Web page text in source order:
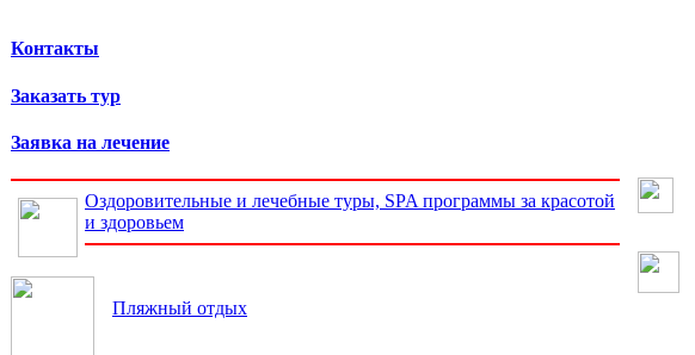
Контакты
Заказать тур
Заявка на лечение
Оздоровительные и лечебные туры, SPA программы за красотой
и здоровьем
Пляжный отдых